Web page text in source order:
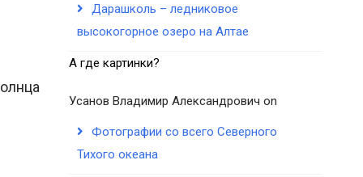
Дарашколь – ледниковое
высокогорное озеро на Алтае
А где картинки?
Усанов Владимир Александрович on
Фотографии со всего Северного
Тихого океана